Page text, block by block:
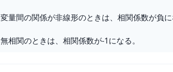
変量間の関係が非線形のときは、相関係数が負に
無相関のときは、相関係数が-1になる。